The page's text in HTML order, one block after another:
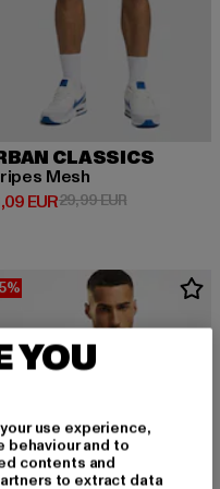
CLASSICS
Mesh
EURPreis: 26,09 EUR
29,99 EURAktionspreis:
YOU
use experience,
behaviour and to
contents and
to extract data